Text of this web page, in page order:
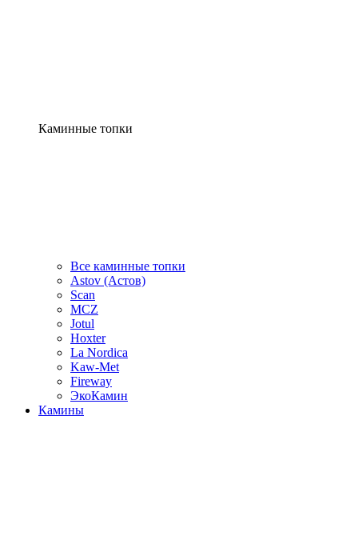
Каминные топки
Все каминные топки
Astov (Астов)
Scan
MCZ
Jotul
Hoxter
La Nordica
Kaw-Met
Fireway
ЭкоКамин
Камины